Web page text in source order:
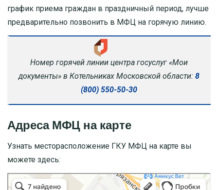
график приема граждан в праздничный период, лучше
предварительно позвонить в МФЦ на горячую линию.
Номер горячей линии центра госуслуг «Мои
документы» в Котельниках Московской области: 8
(800) 550-50-30
Адреса МФЦ на карте
Узнать месторасположение ГКУ МФЦ на карте вы
можете здесь: